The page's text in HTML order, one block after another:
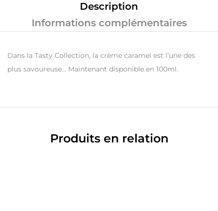
Description
Informations complémentaires
Dans la Tasty Collection, la crème caramel est l’une des
plus savoureuse… Maintenant disponible en 100ml.
Produits en relation